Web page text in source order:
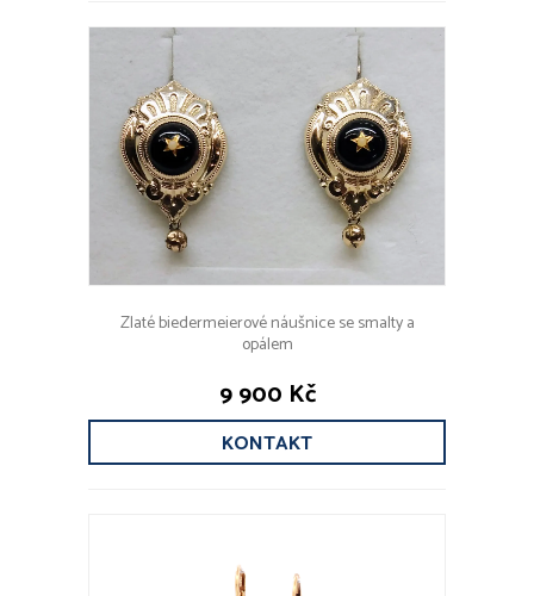
Zlaté biedermeierové náušnice se smalty a
opálem
9 900 Kč
KONTAKT